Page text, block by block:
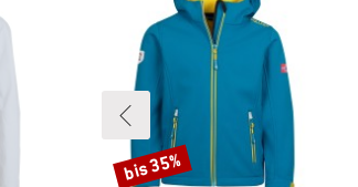
Rabatt
bis 35%